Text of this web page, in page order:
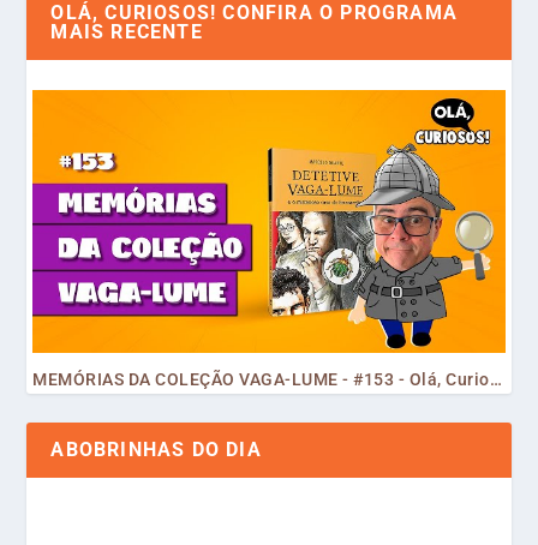
OLÁ, CURIOSOS! CONFIRA O PROGRAMA
MAIS RECENTE
MEMÓRIAS DA COLEÇÃO VAGA-LUME - #153 - Olá, Curiosos! 2023
ABOBRINHAS DO DIA